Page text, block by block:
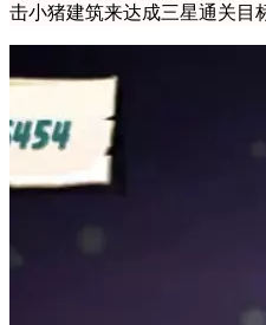
击小猪建筑来达成三星通关目